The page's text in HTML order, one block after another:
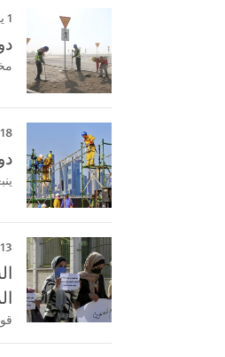
1 يونيو/حزيران 2025
18 ديسمبر/كانون الأول 2023
13 يوليو/تموز 2023